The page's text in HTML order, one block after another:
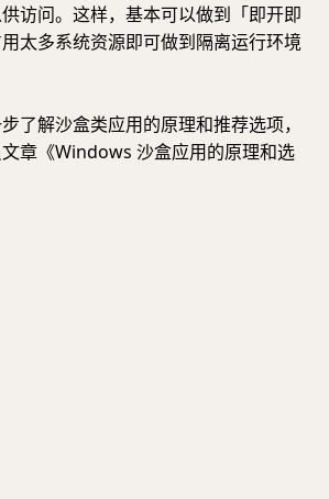
访问。这样，基本可以做到「即开即
太多系统资源即可做到隔离运行环境
了解沙盒类应用的原理和推荐选项，
章《Windows 沙盒应用的原理和选